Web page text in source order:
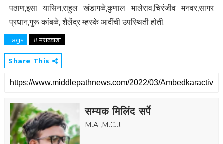
पठाण,इसा यासिन,राहुल खंडागळे,कुणाल भालेराव,चिरंजीव मनवर,सागर
प्रधान,गुरू कांबळे, शैलेंद्र म्हस्के आदींची उपस्थिती होती.
Tags # मराठवाडा
Share This
सम्यक मिलिंद सर्पे
M.A ,M.C.J.